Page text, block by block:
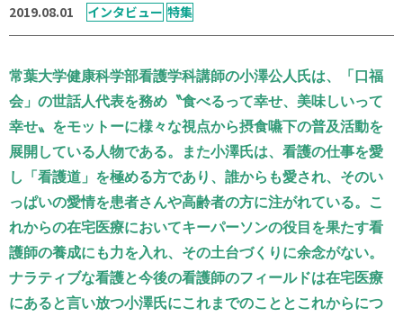
運営元 お問い合わせ
2019.08.01 インタビュー 特集
常葉大学健康科学部看護学科講師の小澤公人氏は、「口福
会」の世話人代表を務め〝食べるって幸せ、美味しいって
幸せ〟をモットーに様々な視点から摂食嚥下の普及活動を
展開している人物である。また小澤氏は、看護の仕事を愛
し「看護道」を極める方であり、誰からも愛され、そのい
っぱいの愛情を患者さんや高齢者の方に注がれている。こ
れからの在宅医療においてキーパーソンの役目を果たす看
護師の養成にも力を入れ、その土台づくりに余念がない。
ナラティブな看護と今後の看護師のフィールドは在宅医療
にあると言い放つ小澤氏にこれまでのこととこれからにつ